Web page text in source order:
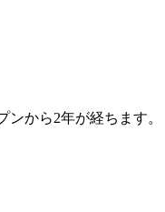
から2年が経ちます。